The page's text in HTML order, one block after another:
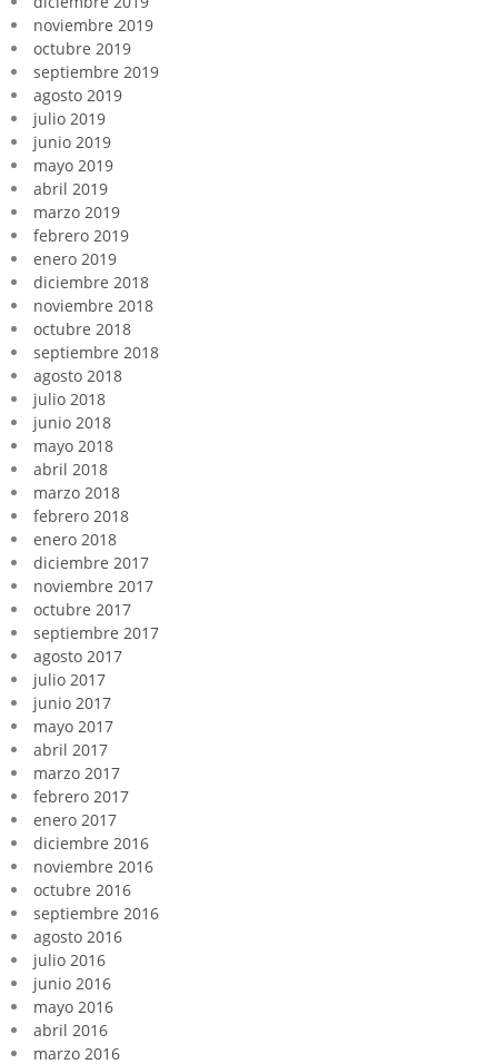
noviembre 2019
octubre 2019
septiembre 2019
agosto 2019
julio 2019
junio 2019
mayo 2019
abril 2019
marzo 2019
febrero 2019
enero 2019
diciembre 2018
noviembre 2018
octubre 2018
septiembre 2018
agosto 2018
julio 2018
junio 2018
mayo 2018
abril 2018
marzo 2018
febrero 2018
enero 2018
diciembre 2017
noviembre 2017
octubre 2017
septiembre 2017
agosto 2017
julio 2017
junio 2017
mayo 2017
abril 2017
marzo 2017
febrero 2017
enero 2017
diciembre 2016
noviembre 2016
octubre 2016
septiembre 2016
agosto 2016
julio 2016
junio 2016
mayo 2016
abril 2016
marzo 2016